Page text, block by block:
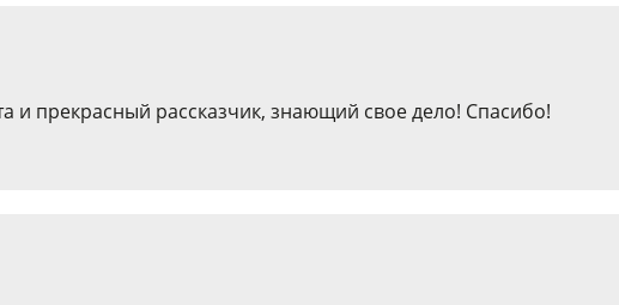
и прекрасный рассказчик, знающий свое дело! Спасибо!